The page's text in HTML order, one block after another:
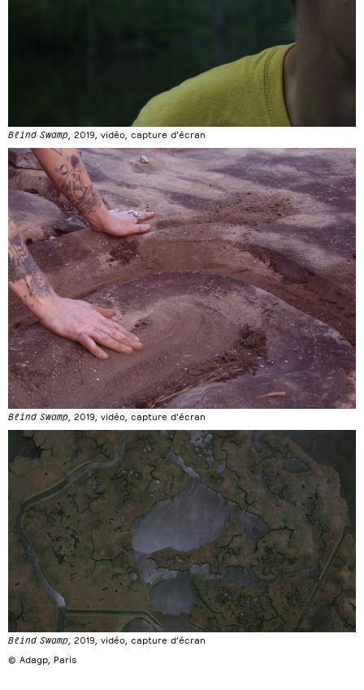
© Adagp, Paris
Blind Swamp , 2019, vidéo, capture d’écran
Blind Swamp , 2019, vidéo, capture d’écran
Blind Swamp, 2019, vidéo, capture d’écran